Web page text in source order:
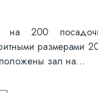
на 200
размерами
зал на…